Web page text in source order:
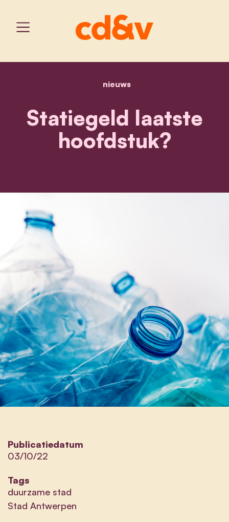
home
nieuwsstatiegeld laatste
Statiegeld laatste
hoofdstuk?
Publicatiedatum
03/10/22
Tags
duurzame stad
Stad Antwerpen